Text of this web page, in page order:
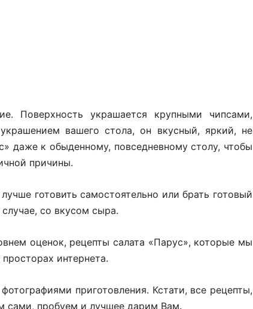
Поверхность украшается крупными чипсами,
вашего стола, он вкусный, яркий, не
даже к обыденному, повседневному столу, чтобы
причины.
готовить самостоятельно или брать готовый
со вкусом сыра.
оценок, рецепты салата «Парус», которые мы
интернета.
приготовления. Кстати, все рецепты,
сами, пробуем и лучшее дарим Вам.